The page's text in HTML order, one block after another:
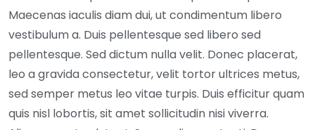
Maecenas iaculis diam dui, ut condimentum libero
vestibulum a. Duis pellentesque sed libero sed
pellentesque. Sed dictum nulla velit. Donec placerat,
leo a gravida consectetur, velit tortor ultrices metus,
sed semper metus leo vitae turpis. Duis efficitur quam
quis nisl lobortis, sit amet sollicitudin nisi viverra.